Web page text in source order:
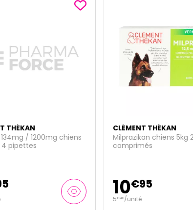
THÉKAN
chiens 5kg 2
95
CLÉMENT THÉKAN
Vermiscan chiots &
100mg 6 comprimés
7€45
1€24/unité